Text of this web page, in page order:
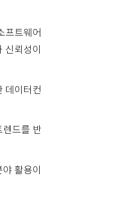
프트웨어
신뢰성이
데이터컨
드를 반
활용이